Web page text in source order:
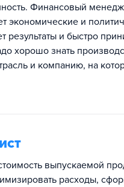
Финансовый
экономические и
результаты и быстро
хорошо знать
и компанию, на
выпускаемой
расходы,